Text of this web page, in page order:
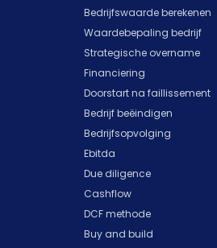
Bedrijfswaarde berekenen
Waardebepaling bedrijf
Strategische overname
Financiering
Doorstart na faillissement
Bedrijf beëindigen
Bedrijfsopvolging
Ebitda
Due diligence
Cashflow
DCF methode
Buy and build